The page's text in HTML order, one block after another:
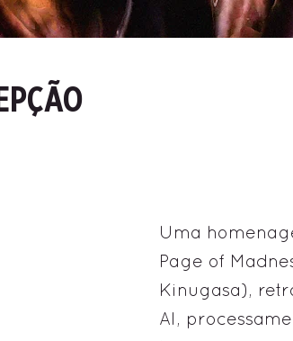
Uma
Page of
Kinugasa),
AI,